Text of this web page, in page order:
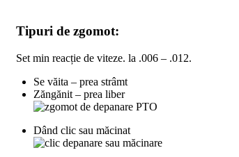
Tipuri de zgomot:
Set min reacție de viteze. la .006 – .012.
Se văita – prea strâmt
Zăngănit – prea liber
Dând clic sau măcinat